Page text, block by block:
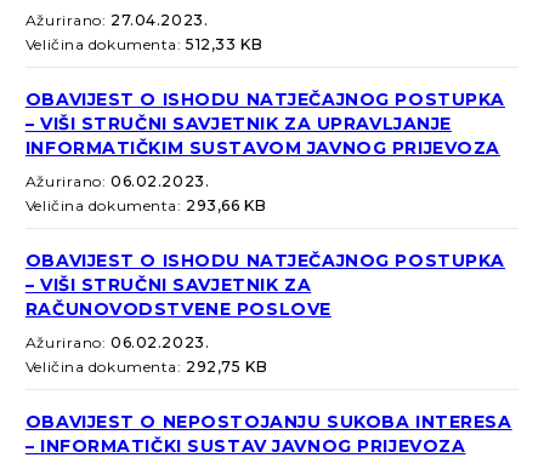
Ažurirano: 27.04.2023.
Veličina dokumenta:512,33 KB
OBAVIJEST O ISHODU NATJEČAJNOG POSTUPKA
– VIŠI STRUČNI SAVJETNIK ZA UPRAVLJANJE
INFORMATIČKIM SUSTAVOM JAVNOG PRIJEVOZA
Ažurirano:06.02.2023.
Veličina dokumenta: 293,66 KB
OBAVIJEST O ISHODU NATJEČAJNOG POSTUPKA
– VIŠI STRUČNI SAVJETNIK ZA
RAČUNOVODSTVENE POSLOVE
Ažurirano:06.02.2023.
Veličina dokumenta: 292,75 KB
OBAVIJEST O NEPOSTOJANJU SUKOBA INTERESA
– INFORMATIČKI SUSTAV JAVNOG PRIJEVOZA